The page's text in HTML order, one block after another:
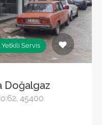
Servis
Doğalgaz
45400